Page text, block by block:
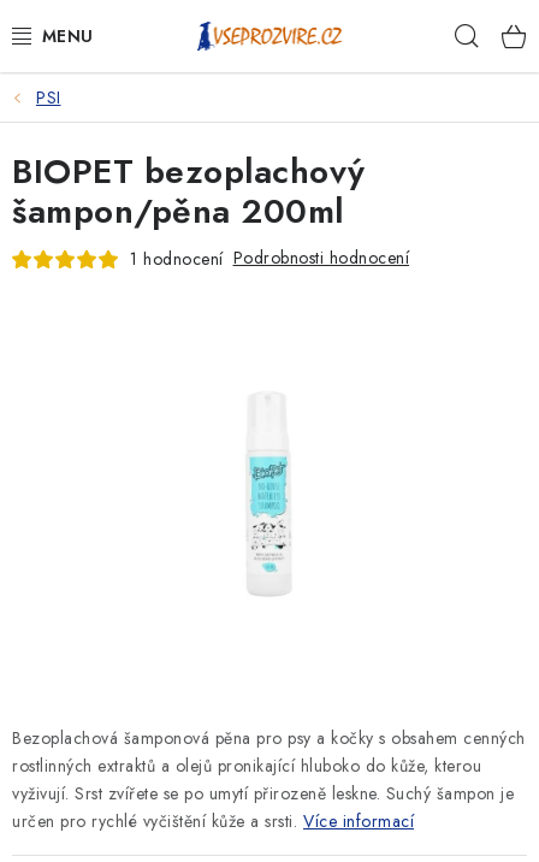
na
PSI
KOČKY
KONĚ
KRÁLÍCI/HLODAVCI/PTÁCI
PSI
Bezoplachová šamponová pěna pro psy a kočky s obsahem cenných
rostlinných extraktů a olejů pronikající hluboko do kůže, kterou
vyživují. Srst zvířete se po umytí přirozeně leskne. Suchý šampon je
určen pro rychlé vyčištění kůže a srsti. Více informací
BIOPET bezoplachový
šampon/pěna 200ml
1 hodnocení Podrobnosti hodnocení